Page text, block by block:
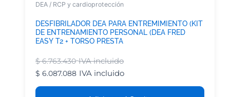
DEA / RCP y cardioprotección
DESFIBRILADOR DEA PARA ENTREMIMIENTO (KIT
DE ENTRENAMIENTO PERSONAL (DEA FRED
EASY T2 + TORSO PRESTA
$6.763.430 IVA incluido
$ 6.087.088 IVA incluido